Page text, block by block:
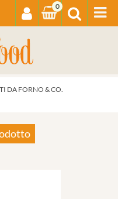
0
DA FORNO & CO.